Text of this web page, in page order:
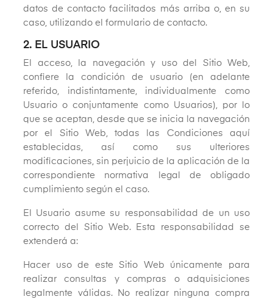
datos de contacto facilitados más arriba o, en su
caso, utilizando el formulario de contacto.
2. EL USUARIO
El acceso, la navegación y uso del Sitio Web,
confiere la condición de usuario (en adelante
referido, indistintamente, individualmente como
Usuario o conjuntamente como Usuarios), por lo
que se aceptan, desde que se inicia la navegación
por el Sitio Web, todas las Condiciones aquí
establecidas, así como sus ulteriores
modificaciones, sin perjuicio de la aplicación de la
correspondiente normativa legal de obligado
cumplimiento según el caso.
El Usuario asume su responsabilidad de un uso
correcto del Sitio Web. Esta responsabilidad se
extenderá a:
Hacer uso de este Sitio Web únicamente para
realizar consultas y compras o adquisiciones
legalmente válidas. No realizar ninguna compra